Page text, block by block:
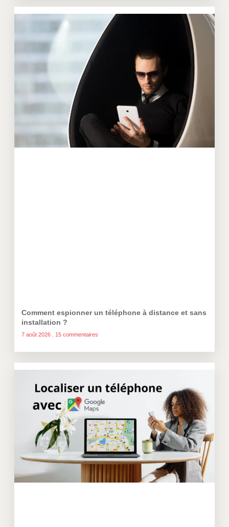
Comment espionner un téléphone à distance et sans
installation ?
7 août 2026 15 commentaires